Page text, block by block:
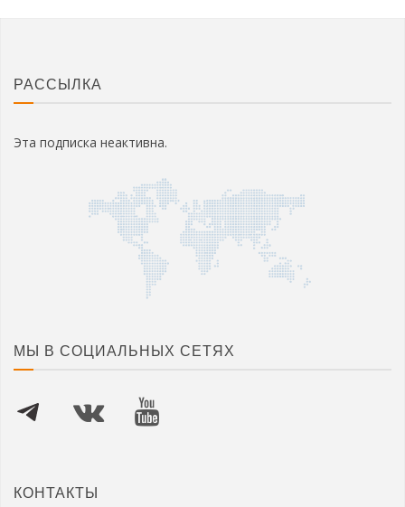
РАССЫЛКА
Эта подписка неактивна.
МЫ В СОЦИАЛЬНЫХ СЕТЯХ
КОНТАКТЫ